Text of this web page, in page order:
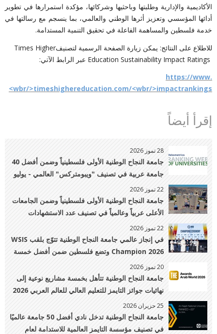
الأكاديمية والإدارية وطلبتها وباحثيها وشركائها، مؤكدة استمرارها في تطوير
أدائها المؤسسي وتعزيز أثرها الوطني والعالمي، بما ينسجم مع رسالتها في
خدمة فلسطين والمساهمة الفاعلة في تحقيق التنمية المستدامة.
للاطلاع على النتائج: يمكن زيارة الصفحة الرسمية لتصنيفTimes Higher
Education Sustainability Impact Ratings عبر الرابط الآتي:
https://www.
<wbr/>timeshighereducation.com/<wbr/>impactrankings
إقرأ أيضاً
28 تموز 2026
جامعة النجاح الوطنية الأولى فلسطينياً وضمن أفضل 40
جامعة عربية في تصنيف "ويبومتركس" العالمي - يوليو
2026
22 تموز 2026
جامعة النجاح الوطنية الأولى فلسطينياً وضمن الجامعات
الأعلى عربياً وعالمياً في تصنيف عدد الاستشهادات
22 تموز 2026
في إنجاز عالمي جامعة النجاح الوطنية تتوّج بلقب WSIS
Champion 2026 وتضع فلسطين ضمن أفضل خمسة
مشاريع عالميًا في الابتكار الرقمي
20 تموز 2026
جامعة النجاح الوطنية تتأهل بخمسة مشاريع نوعية إلى
نهائيات جوائز التايمز للتعليم العالي للعالم العربي 2026
25 حزيران 2026
جامعة النجاح الوطنية تدخل نادي أفضل 50 جامعة عالميًا
في تصنيف مؤسسة التايمز العالمية للاستدامة لعام